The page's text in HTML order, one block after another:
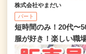
株式会社やまだい
パート
短時間のみ！20代〜
服が好き！楽しい職